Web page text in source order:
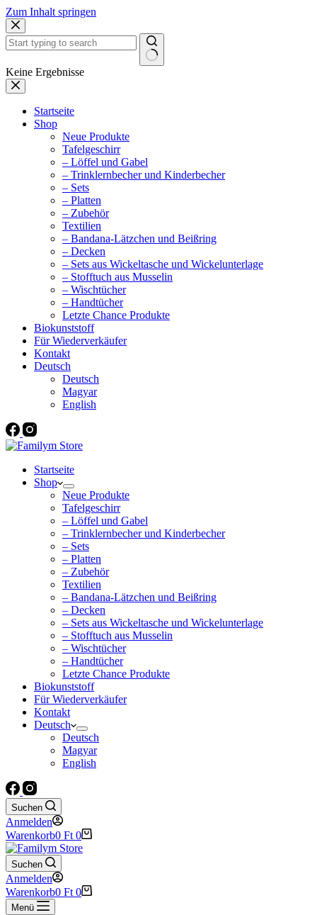
Zum Inhalt springen
Keine Ergebnisse
Startseite
Shop
Neue Produkte
Tafelgeschirr
– Löffel und Gabel
– Trinklernbecher und Kinderbecher
– Sets
– Platten
– Zubehör
Textilien
– Bandana-Lätzchen und Beißring
– Decken
– Sets aus Wickeltasche und Wickelunterlage
– Stofftuch aus Musselin
– Wischtücher
– Handtücher
Letzte Chance Produkte
Biokunststoff
Für Wiederverkäufer
Kontakt
Deutsch
Deutsch
Magyar
English
Startseite
Shop
Neue Produkte
Tafelgeschirr
– Löffel und Gabel
– Trinklernbecher und Kinderbecher
– Sets
– Platten
– Zubehör
Textilien
– Bandana-Lätzchen und Beißring
– Decken
– Sets aus Wickeltasche und Wickelunterlage
– Stofftuch aus Musselin
– Wischtücher
– Handtücher
Letzte Chance Produkte
Biokunststoff
Für Wiederverkäufer
Kontakt
Deutsch
Deutsch
Magyar
English
Suchen
Anmelden
Warenkorb0 Ft 0
Suchen
Anmelden
Warenkorb0 Ft 0
Menü